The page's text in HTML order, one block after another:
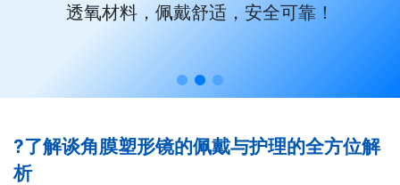
透氧材料，佩戴舒适，安全可靠！
?了解谈角膜塑形镜的佩戴与护理的全方位解
析